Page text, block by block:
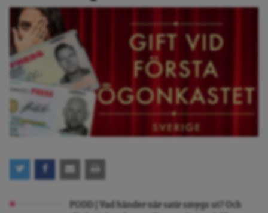
PODD | Vad händer när satir smygs ut? Och